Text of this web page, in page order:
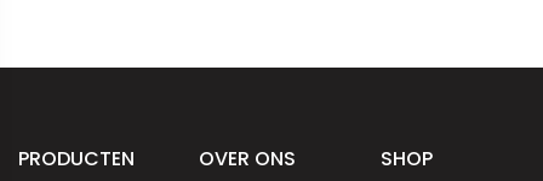
PRODUCTEN OVER ONS SHOP